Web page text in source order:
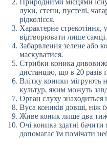
луки, степи, пустелі,
рідколісся.
Характерне стрекотіння,
відтворювати лише самці.
Забарвлення зелене або
маскуватися.
Стрибки коника
дистанцію, що в 20 разів
Влітку коники мігрують
культур, яким можуть
Орган слуху знаходиться
Вуса коників довші, ніж
Живе коник лише два
Очі коника здатні
допомагає їм помічати